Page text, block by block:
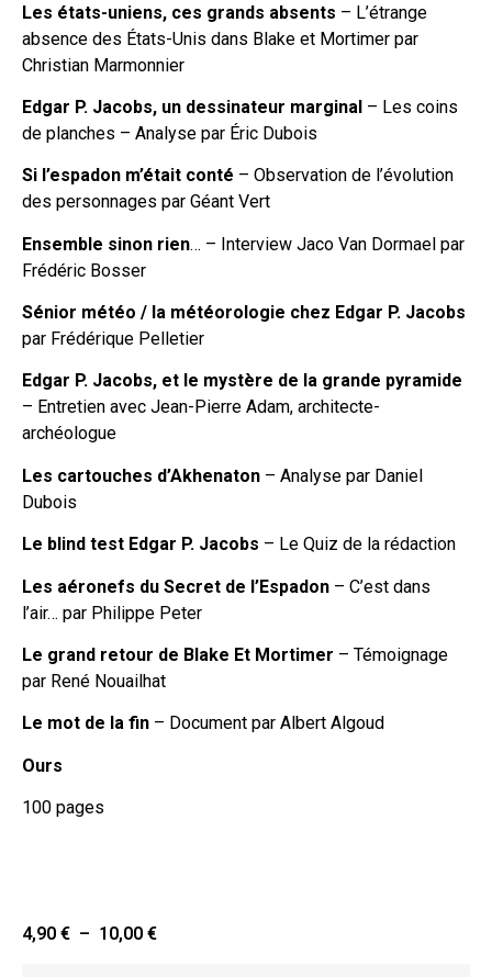
Les états-uniens, ces grands absents – L’étrange
absence des États-Unis dans Blake et Mortimer par
Christian Marmonnier
Edgar P. Jacobs, un dessinateur marginal – Les coins
de planches – Analyse par Éric Dubois
Si l’espadon m’était conté – Observation de l’évolution
des personnages par Géant Vert
Ensemble sinon rien… – Interview Jaco Van Dormael par
Frédéric Bosser
Sénior météo / la météorologie chez Edgar P. Jacobs
par Frédérique Pelletier
Edgar P. Jacobs, et le mystère de la grande pyramide
– Entretien avec Jean-Pierre Adam, architecte-
archéologue
Les cartouches d’Akhenaton – Analyse par Daniel
Dubois
Le blind test Edgar P. Jacobs – Le Quiz de la rédaction
Les aéronefs du Secret de l’Espadon – C’est dans
l’air… par Philippe Peter
Le grand retour de Blake Et Mortimer – Témoignage
par René Nouailhat
Le mot de la fin – Document par Albert Algoud
Ours
100 pages
4,90 € – 10,00 €